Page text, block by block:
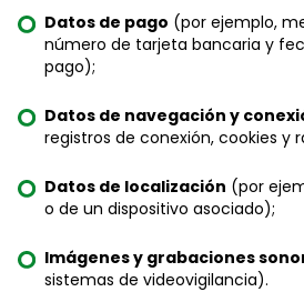
Datos de pago (por ejemplo,
número de tarjeta bancaria y
pago);
Datos de navegación y
registros de conexión, cookies y
Datos de localización (por
o de un dispositivo asociado);
Imágenes y grabaciones
sistemas de videovigilancia).